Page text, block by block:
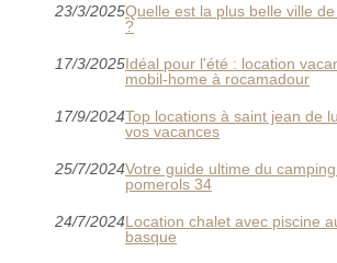
23/3/2025Quelle est la plus belle ville
?
17/3/2025Idéal pour l'été : location
mobil-home à rocamadour
17/9/2024Top locations à saint jean de
vos vacances
25/7/2024Votre guide ultime du
pomerols 34
24/7/2024Location chalet avec piscine
basque